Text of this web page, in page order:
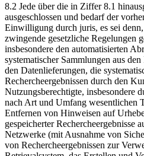
8.2 Jede über die in Ziffer 8.1
ausgeschlossen und bedarf der
Einwilligung durch juris, es sei
zwingende gesetzliche Regelungen
insbesondere den automatisierten
systematischer Sammlungen aus
den Datenlieferungen, die
Rechercheergebnissen durch den
Nutzungsberechtigte, insbesondere
nach Art und Umfang wesentlichen
Entfernen von Hinweisen auf
gespeicherter Rechercheergebnisse
Netzwerke (mit Ausnahme von
von Rechercheergebnissen zur